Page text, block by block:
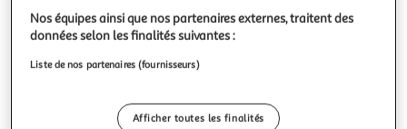
Vous voulez connaître le prix de ce produit ?
Afficher le prix
Nos équipes ainsi que nos partenaires externes, traitent des
données selon les finalités suivantes :
Liste de nos partenaires (fournisseurs)
Afficher toutes les finalités